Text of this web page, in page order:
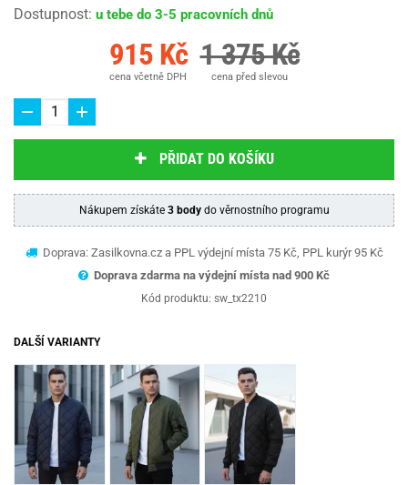
Dostupnost: u tebe do 3-5 pracovních dnů
915 Kč
cena včetně DPH
1 375 Kč
cena před slevou
PŘIDAT DO KOŠÍKU
Nákupem získáte 3 bodydo věrnostního programu
Doprava: Zasilkovna.cz a PPL výdejní místa 75 Kč, PPL kurýr 95 Kč
Doprava zdarma na výdejní místa nad 900 Kč
Kód produktu: sw_tx2210
DALŠÍ VARIANTY